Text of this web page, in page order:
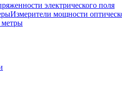
электрического поля
Измерители мощности
метры